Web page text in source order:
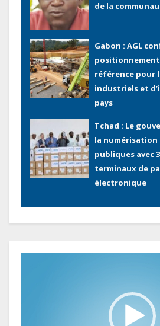
de la
Gabon : AGL
référence pour
industriels et
pays
Tchad : Le
la
publiques avec
terminaux de
électronique
Congo :
au premier